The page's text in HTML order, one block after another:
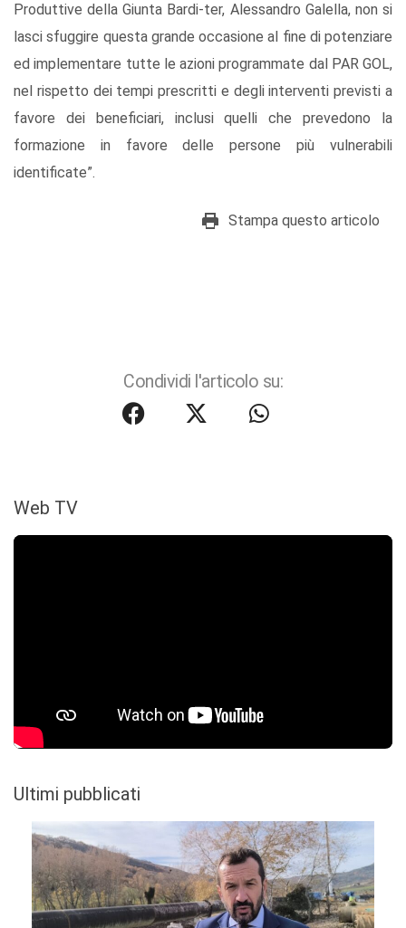
Produttive della Giunta Bardi-ter, Alessandro Galella, non si
lasci sfuggire questa grande occasione al fine di potenziare
ed implementare tutte le azioni programmate dal PAR GOL,
nel rispetto dei tempi prescritti e degli interventi previsti a
favore dei beneficiari, inclusi quelli che prevedono la
formazione in favore delle persone più vulnerabili
identificate”.
Stampa questo articolo
Condividi l'articolo su:
Web TV
Ultimi pubblicati